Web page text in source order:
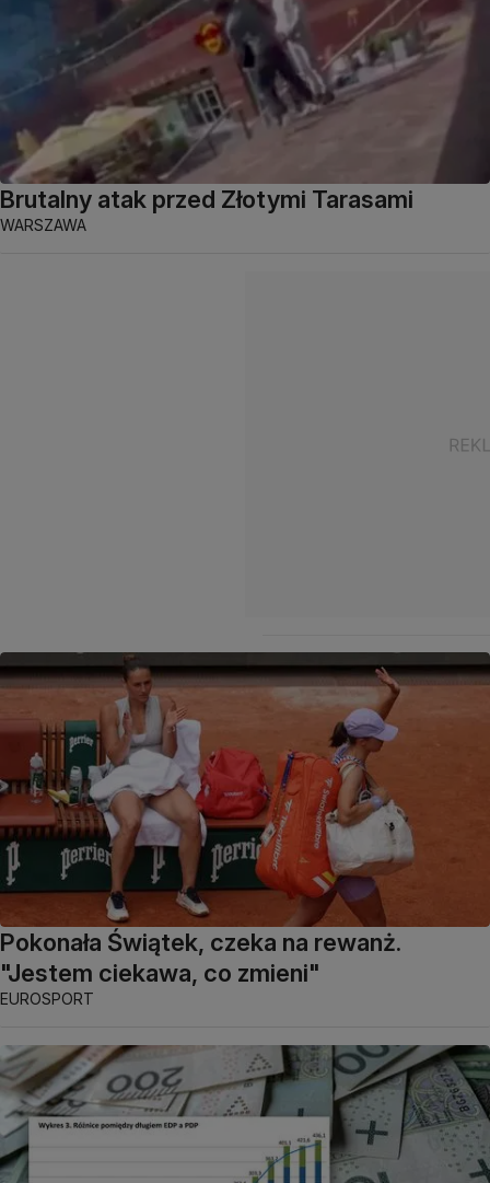
Brutalny atak przed Złotymi Tarasami
WARSZAWA
Pokonała Świątek, czeka na rewanż.
"Jestem ciekawa, co zmieni"
EUROSPORT